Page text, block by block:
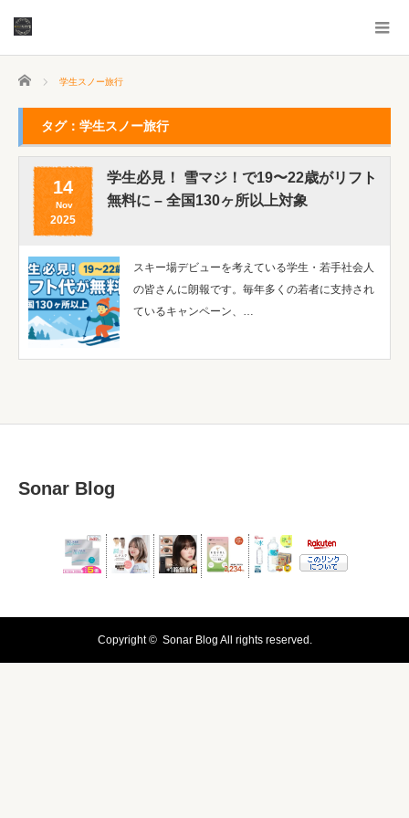
ホーム 学生スノー旅行
タグ：学生スノー旅行
14
Nov
2025
学生必見！ 雪マジ！で19〜22歳がリフト
無料に – 全国130ヶ所以上対象
スキー場デビューを考えている学生・若手社会人
の皆さんに朗報です。毎年多くの若者に支持され
ているキャンペーン、…
Sonar Blog
Copyright © Sonar Blog All rights reserved.